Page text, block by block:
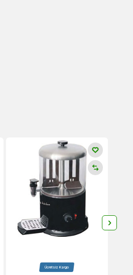
Ücretsiz Kargo